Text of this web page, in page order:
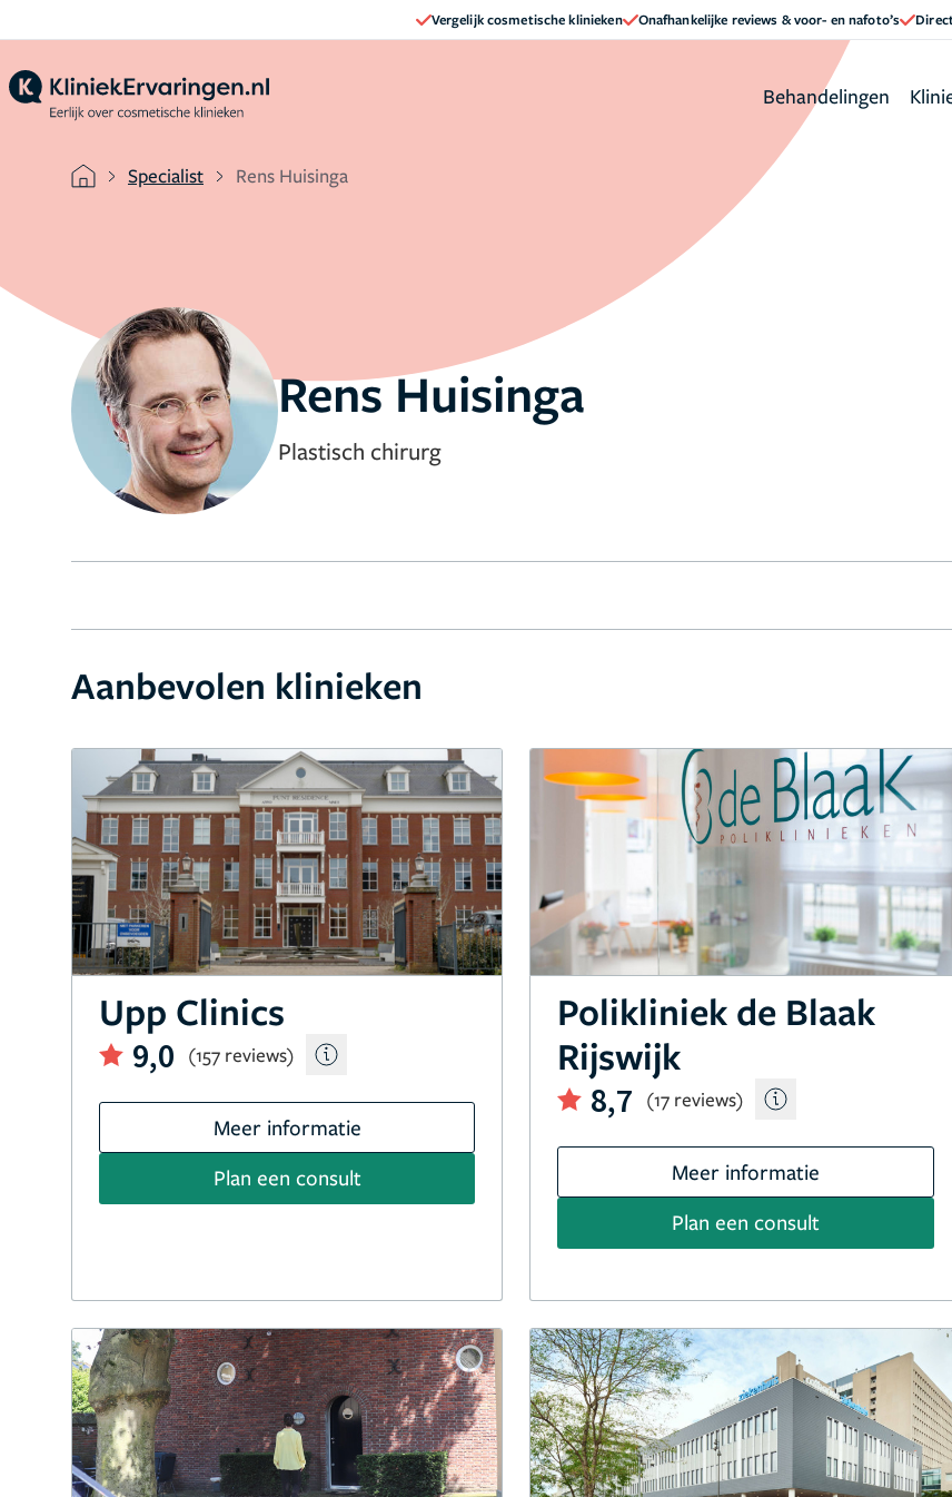
Vergelijk cosmetische klinieken Onafhankelijke reviews & voor- en nafoto’s
Behandelingen
Specialist Rens Huisinga
Rens Huisinga
Plastisch chirurg
Aanbevolen klinieken
Upp Clinics
9,0 (157 reviews)
Meer informatie
Plan een consult
Polikliniek de Blaak
Rijswijk
8,7 (17 reviews)
Meer informatie
Plan een consult